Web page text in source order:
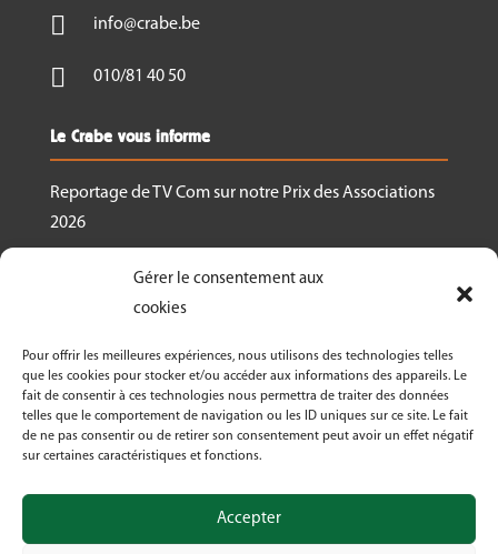
Gérer le consentement aux
cookies
Pour offrir les meilleures expériences, nous utilisons des technologies telles
que les cookies pour stocker et/ou accéder aux informations des appareils. Le
fait de consentir à ces technologies nous permettra de traiter des données
telles que le comportement de navigation ou les ID uniques sur ce site. Le fait
de ne pas consentir ou de retirer son consentement peut avoir un effet négatif
sur certaines caractéristiques et fonctions.
Accepter
 info@crabe.be
 010/81 40 50
Le Crabe vous informe
Reportage de TV Com sur notre Prix des Associations
2026
décernés par Canopea
Découvrez nos activités dans le cadre de « La
Semaine Bio 2026 »
Le Crabe asbl fête ses 50 ans en 2026!